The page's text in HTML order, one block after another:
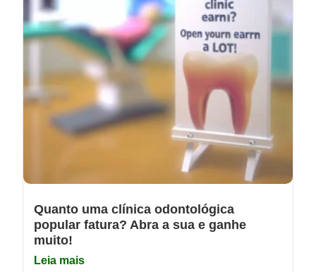
Quanto uma clínica odontológica
popular fatura? Abra a sua e ganhe
muito!
Leia mais